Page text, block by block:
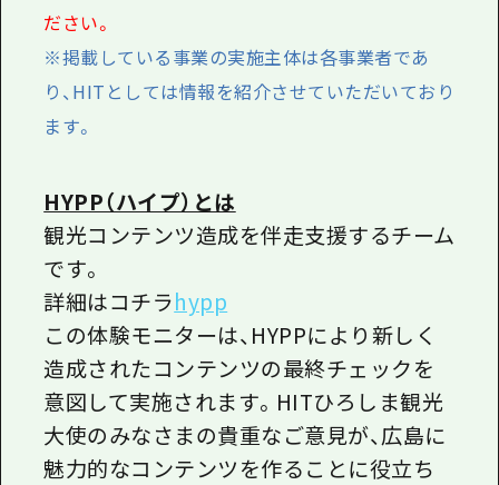
ださい。
※掲載している事業の実施主体は各事業者であ
り、HITとしては情報を紹介させていただいており
ます。
HYPP（ハイプ）とは
観光コンテンツ造成を伴走支援するチーム
です。
詳細はコチラhypp
この体験モニターは、HYPPにより新しく
造成されたコンテンツの最終チェックを
意図して実施されます。HITひろしま観光
大使のみなさまの貴重なご意見が、広島に
魅力的なコンテンツを作ることに役立ち